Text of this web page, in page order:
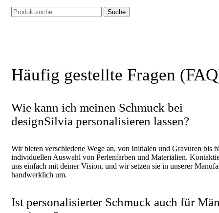
Suche
Häufig gestellte Fragen
Wie kann ich meinen Schmuck bei
designSilvia personalisieren lassen?
Wir bieten verschiedene Wege an, von Initialen und Gravuren bis
individuellen Auswahl von Perlenfarben und Materialien.
uns einfach mit deiner Vision, und wir setzen sie in unserer
handwerklich um.
Ist personalisierter Schmuck auch für